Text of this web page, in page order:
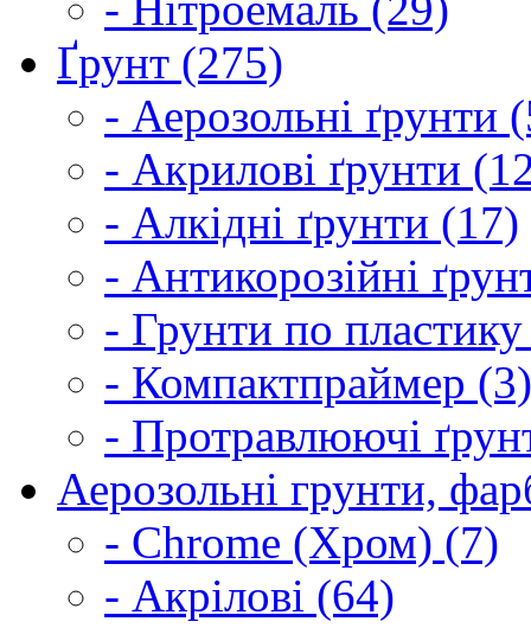
Ґрунт (275)
- Аерозольні ґрунти
- Акрилові ґрунти
- Алкідні ґрунти (17)
- Антикорозійні
- Грунти по
- Компактпраймер (3)
- Протравлюючі
Аерозольні грунти,
- Chrome (Хром) (7)
- Акрілові (64)